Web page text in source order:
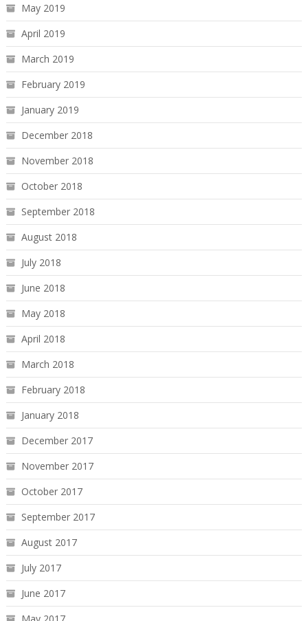
May 2019
April 2019
March 2019
February 2019
January 2019
December 2018
November 2018
October 2018
September 2018
August 2018
July 2018
June 2018
May 2018
April 2018
March 2018
February 2018
January 2018
December 2017
November 2017
October 2017
September 2017
August 2017
July 2017
June 2017
May 2017